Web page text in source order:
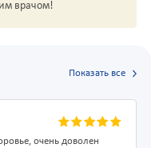
врачом!
Показать все
очень доволен